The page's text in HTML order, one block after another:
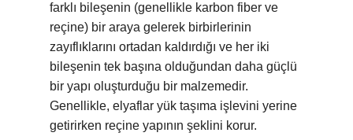
farklı bileşenin (genellikle karbon fiber ve
reçine) bir araya gelerek birbirlerinin
zayıflıklarını ortadan kaldırdığı ve her iki
bileşenin tek başına olduğundan daha güçlü
bir yapı oluşturduğu bir malzemedir.
Genellikle, elyaflar yük taşıma işlevini yerine
getirirken reçine yapının şeklini korur.